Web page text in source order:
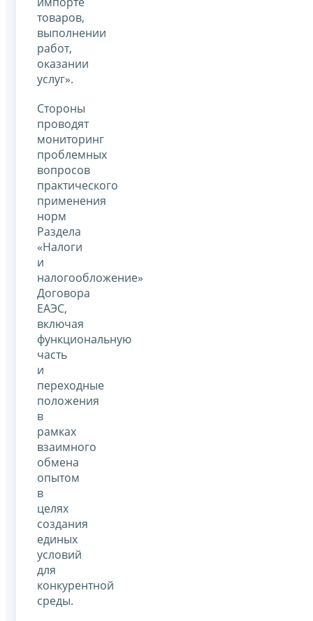
товаров,
выполнении
работ,
оказании
услуг».
Стороны
проводят
мониторинг
проблемных
вопросов
практического
применения
норм
Раздела
«Налоги
и
налогообложение»
Договора
ЕАЭС,
включая
функциональную
часть
и
переходные
положения
в
рамках
взаимного
обмена
опытом
в
целях
создания
единых
условий
для
конкурентной
среды.